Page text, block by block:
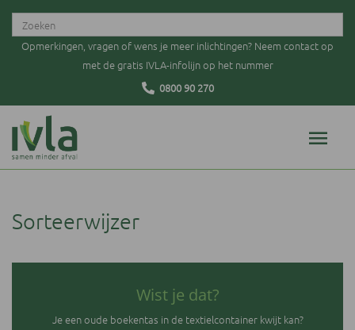
Opmerkingen, vragen of wens je meer inlichtingen? Neem contact op
met de gratis IVLA-infolijn op het nummer
0800 90 270
Sorteerwijzer
Wist je dat?
Je een oude boekentas in de textielcontainer kwijt kan?